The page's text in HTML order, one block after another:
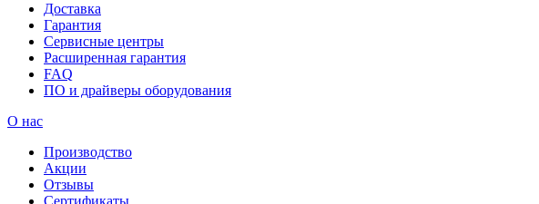
Доставка
Гарантия
Сервисные центры
Расширенная гарантия
FAQ
ПО и драйверы оборудования
О нас
Производство
Акции
Отзывы
Сертификаты